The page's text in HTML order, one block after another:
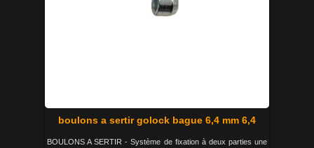
boulons a sertir golock bague 6,4 mm 6,4
BOULONS A SERTIR - Système de fixation à deux parties une